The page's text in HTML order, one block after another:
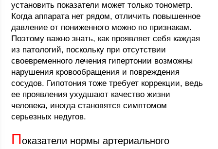
установить показатели может только тонометр.
Когда аппарата нет рядом, отличить повышенное
давление от пониженного можно по признакам.
Поэтому важно знать, как проявляет себя каждая
из патологий, поскольку при отсутствии
своевременного лечения гипертонии возможны
нарушения кровообращения и повреждения
сосудов. Гипотония тоже требует коррекции, ведь
ее проявления ухудшают качество жизни
человека, иногда становятся симптомом
серьезных недугов.
Показатели нормы артериального